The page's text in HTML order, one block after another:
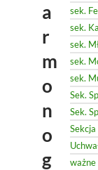
a
r
m
o
n
o
g
sek.
sek.
sek.
sek.
sek.
Sek.
Sek.
ważne